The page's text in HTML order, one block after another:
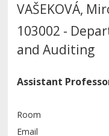
VAŠEKOVÁ,
103002 -
and Auditing
Assistant
Room
Email